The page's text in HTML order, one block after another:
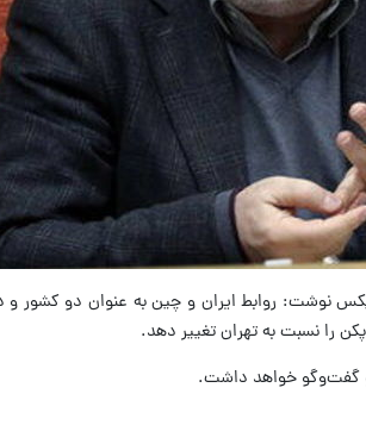
نوشت: روابط ایران و چین به عنوان دو کشور
را نسبت به تهران تغییر دهد.
و گفت‌وگو خواهد داشت.